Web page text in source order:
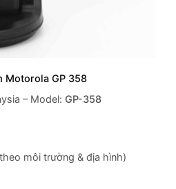
Motorola GP 358
– Model: GP-358
môi trường & địa hình)